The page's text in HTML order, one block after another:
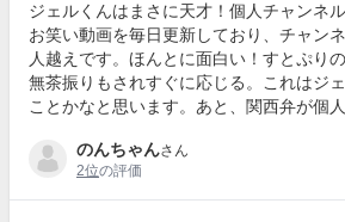
ジェルくんはまさに天才！個人チャンネ
お笑い動画を毎日更新しており、チャン
人越えです。ほんとに面白い！すとぷり
無茶振りもされすぐに応じる。これはジ
ことかなと思います。あと、関西弁が個
のんちゃんさん
2位の評価